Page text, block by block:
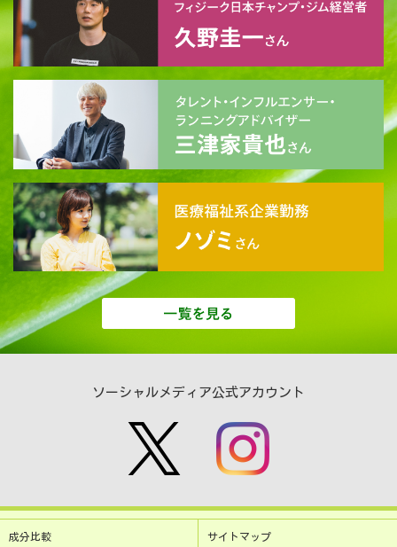
ソーシャルメディア公式アカウント
成分比較 サイトマップ